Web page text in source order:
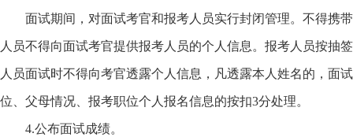
面试期间，对面试考官和报考人员实行封闭管理。不得携
人员不得向面试考官提供报考人员的个人信息。报考人员按抽
人员面试时不得向考官透露个人信息，凡透露本人姓名的，面
位、父母情况、报考职位个人报名信息的按扣3分处理。
4.公布面试成绩。